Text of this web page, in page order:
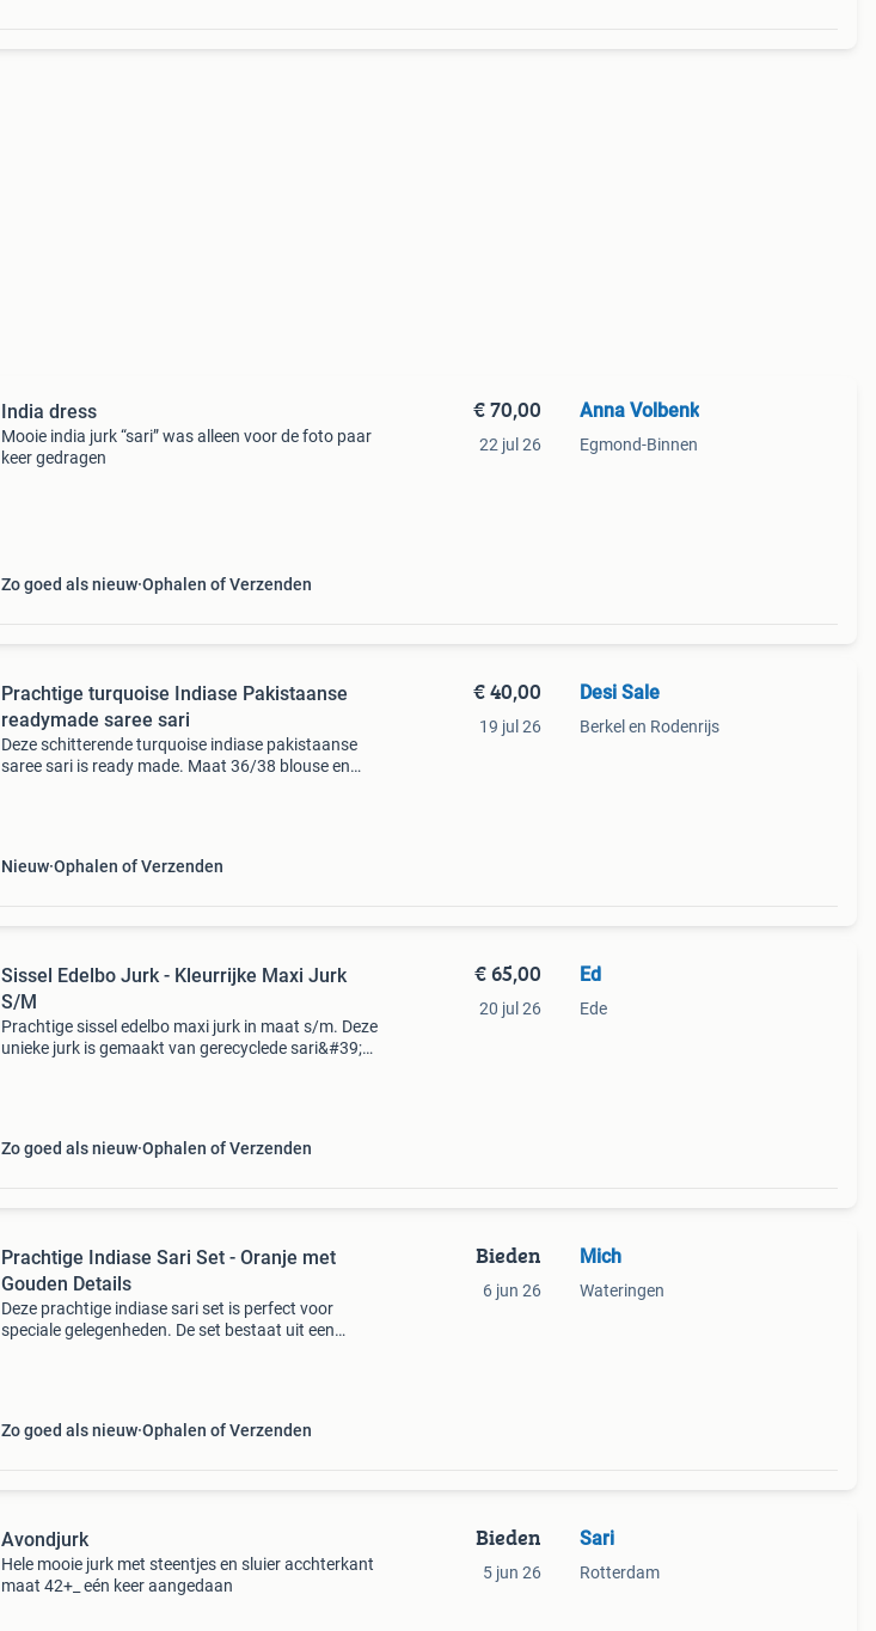
India dress
Mooie india jurk “sari” was alleen voor de foto paar
keer gedragen
Zo goed als nieuw Ophalen of Verzenden
€ 70,00
22 jul 26
Anna Volbenk
Egmond-Binnen
Prachtige turquoise Indiase Pakistaanse
readymade saree sari
Deze schitterende turquoise indiase pakistaanse
saree sari is ready made. Maat 36/38 blouse en
Nieuw Ophalen of Verzenden
€ 40,00
19 jul 26
Desi Sale
Berkel en Rodenrijs
Sissel Edelbo Jurk - Kleurrijke Maxi Jurk
S/M
Prachtige sissel edelbo maxi jurk in maat s/m. Deze
unieke jurk is gemaakt van gerecyclede sari&#39;s,
Zo goed als nieuw Ophalen of Verzenden
€ 65,00
20 jul 26
Ed
Ede
Prachtige Indiase Sari Set - Oranje met
Gouden Details
Deze prachtige indiase sari set is perfect voor
speciale gelegenheden. De set bestaat uit een
Zo goed als nieuw Ophalen of Verzenden
Bieden
6 jun 26
Mich
Wateringen
Avondjurk
Hele mooie jurk met steentjes en sluier acchterkant
maat 42+_ eén keer aangedaan
Bieden
5 jun 26
Sari
Rotterdam